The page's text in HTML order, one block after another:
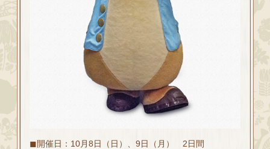
◼開催日：10月8日（日）、9日（月） 2日間